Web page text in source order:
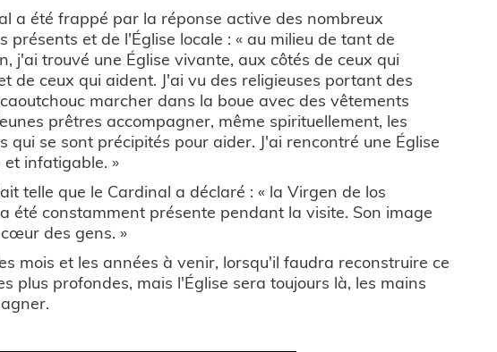
a été frappé par la réponse active des nombreux
présents et de l'Église locale : « au milieu de tant de
j'ai trouvé une Église vivante, aux côtés de ceux qui
de ceux qui aident. J'ai vu des religieuses portant des
marcher dans la boue avec des vêtements
prêtres accompagner, même spirituellement, les
qui se sont précipités pour aider. J'ai rencontré une Église
infatigable. »
telle que le Cardinal a déclaré : « la Virgen de los
été constamment présente pendant la visite. Son image
des gens. »
mois et les années à venir, lorsqu'il faudra reconstruire ce
plus profondes, mais l'Église sera toujours là, les mains